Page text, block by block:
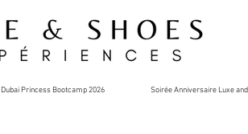
Dubai Princess Bootcamp 2026 Soirée Anniversaire Luxe